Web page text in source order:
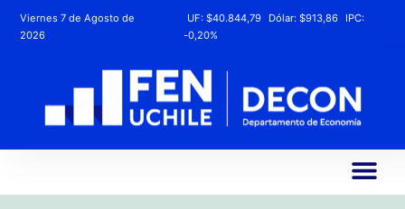
Viernes 7 de Agosto de
2026
UF: $40.844,79 Dólar: $913,86
IPC:
-0,20%